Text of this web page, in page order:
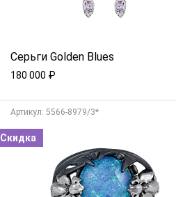
Серьги Golden Blues
180 000 ₽
Aртикул: 5566-8979/3*
Скидка